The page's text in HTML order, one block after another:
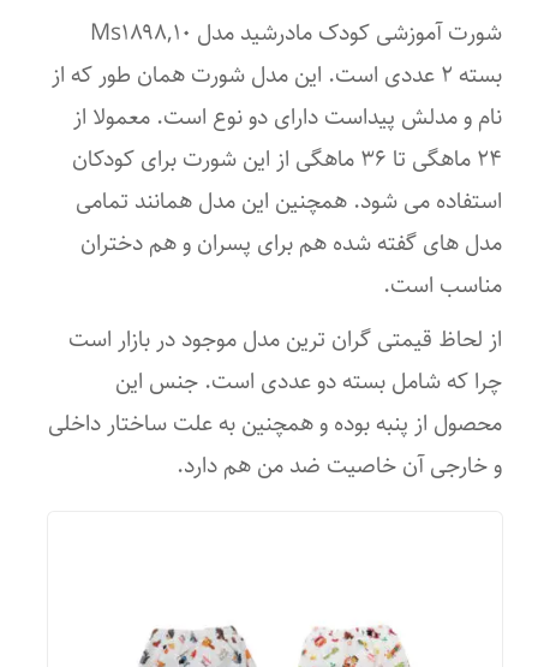
سایر توضیحات
آموزش دهید موقع دستشویی به شما اطلاع دهد می‌توان از این شورت
آموزشی کودک استفاده کرد از مزایای این محصول این است که اگر
کودک دستشوی خود را اعلام نکرد به هیچ عنوان نم پس نمی‌دهد و
همچنین قابل شستشو و استفاده مجدد است.
شورت آموزشی کودک مادرشید مدل Ms۱۸۹۸,۱۰
بسته ۲ عددی است. این مدل شورت همان طور که از
نام و مدلش پیداست دارای دو نوع است. معمولا از
۲۴ ماهگی تا ۳۶ ماهگی از این شورت برای کودکان
استفاده می شود. همچنین این مدل همانند تمامی
مدل های گفته شده هم برای پسران و هم دختران
مناسب است.
از لحاظ قیمتی گران ترین مدل موجود در بازار است
چرا که شامل بسته دو عددی است. جنس این
محصول از پنبه بوده و همچنین به علت ساختار داخلی
و خارجی آن خاصیت ضد من هم دارد.